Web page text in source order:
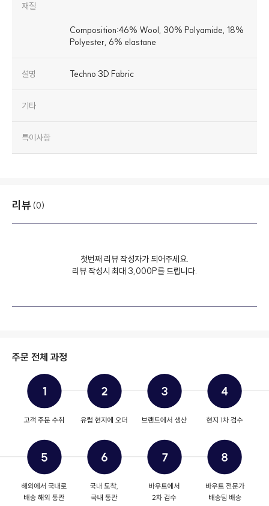
재질
Composition:46% Wool, 30% Polyamide, 18%
설명 Techno 3D Fabric
기타
특이사항
리뷰 (0)
첫번째 리뷰 작성자가 되어주세요.
리뷰 작성시 최대 3,000P를 드립니다.
주문 전체 과정